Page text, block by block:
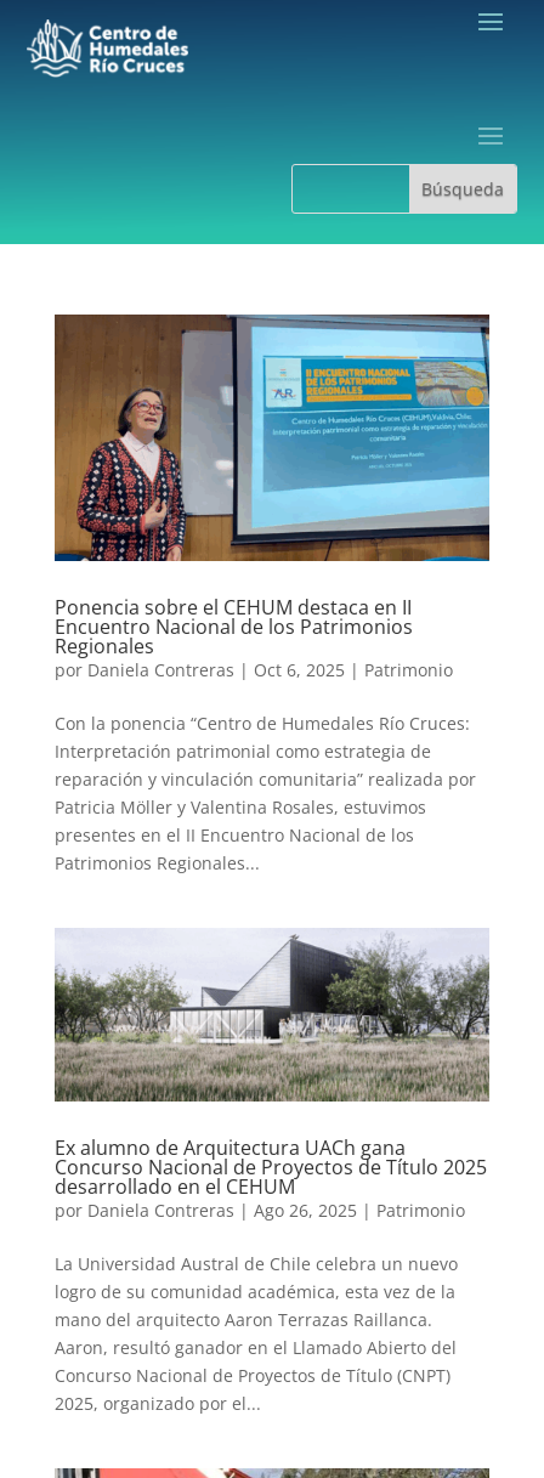
Ponencia sobre el CEHUM destaca en II
Encuentro Nacional de los Patrimonios
Regionales
por Daniela Contreras | Oct 6, 2025| Patrimonio
Con la ponencia “Centro de Humedales Río Cruces:
Interpretación patrimonial como estrategia de
reparación y vinculación comunitaria” realizada por
Patricia Möller y Valentina Rosales, estuvimos
presentes en el II Encuentro Nacional de los
Patrimonios Regionales...
Ex alumno de Arquitectura UACh gana
Concurso Nacional de Proyectos de Título 2025
desarrollado en el CEHUM
por Daniela Contreras | Ago 26, 2025| Patrimonio
La Universidad Austral de Chile celebra un nuevo
logro de su comunidad académica, esta vez de la
mano del arquitecto Aaron Terrazas Raillanca.
Aaron, resultó ganador en el Llamado Abierto del
Concurso Nacional de Proyectos de Título (CNPT)
2025, organizado por el...